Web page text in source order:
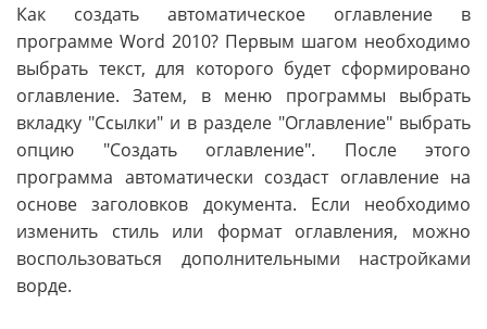
Как создать автоматическое оглавление в
программе Word 2010? Первым шагом необходимо
выбрать текст, для которого будет сформировано
оглавление. Затем, в меню программы выбрать
вкладку "Ссылки" и в разделе "Оглавление" выбрать
опцию "Создать оглавление". После этого
программа автоматически создаст оглавление на
основе заголовков документа. Если необходимо
изменить стиль или формат оглавления, можно
воспользоваться дополнительными настройками
ворде.